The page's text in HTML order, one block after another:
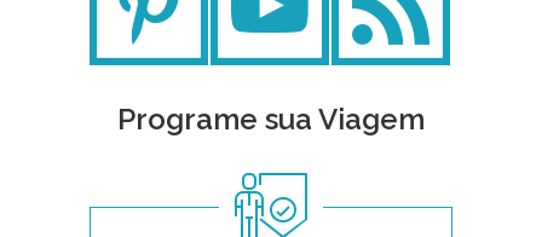
Programe sua Viagem